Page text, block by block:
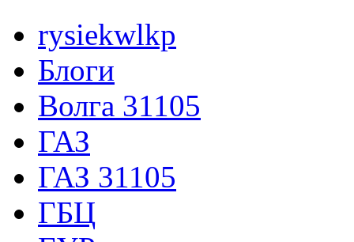
rysiekwlkp
Блоги
Волга 31105
ГАЗ
ГАЗ 31105
ГБЦ